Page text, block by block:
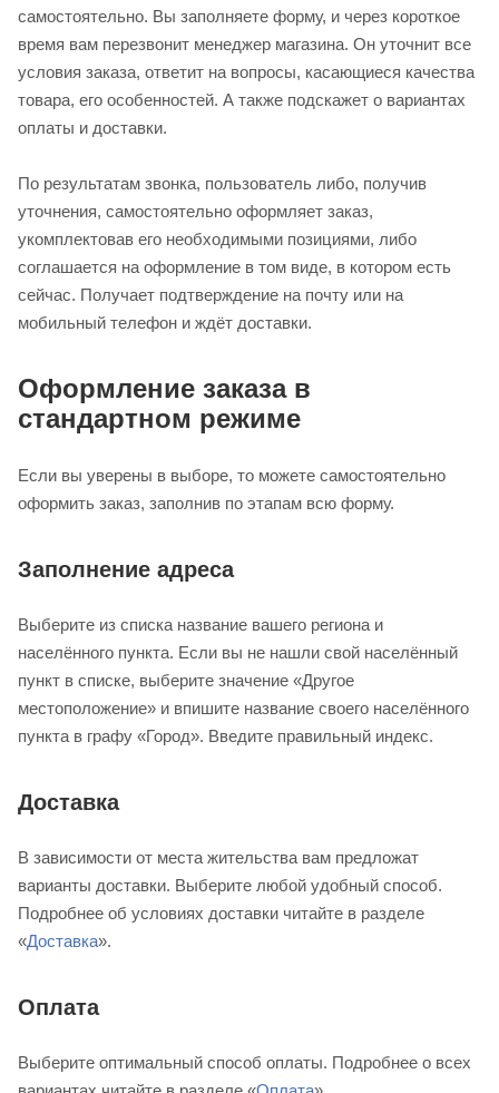
самостоятельно. Вы заполняете форму, и через короткое
время вам перезвонит менеджер магазина. Он уточнит все
условия заказа, ответит на вопросы, касающиеся качества
товара, его особенностей. А также подскажет о вариантах
оплаты и доставки.
По результатам звонка, пользователь либо, получив
уточнения, самостоятельно оформляет заказ,
укомплектовав его необходимыми позициями, либо
соглашается на оформление в том виде, в котором есть
сейчас. Получает подтверждение на почту или на
мобильный телефон и ждёт доставки.
Оформление заказа в
стандартном режиме
Если вы уверены в выборе, то можете самостоятельно
оформить заказ, заполнив по этапам всю форму.
Заполнение адреса
Выберите из списка название вашего региона и
населённого пункта. Если вы не нашли свой населённый
пункт в списке, выберите значение «Другое
местоположение» и впишите название своего населённого
пункта в графу «Город». Введите правильный индекс.
Доставка
В зависимости от места жительства вам предложат
варианты доставки. Выберите любой удобный способ.
Подробнее об условиях доставки читайте в разделе
«Доставка».
Оплата
Выберите оптимальный способ оплаты. Подробнее о всех